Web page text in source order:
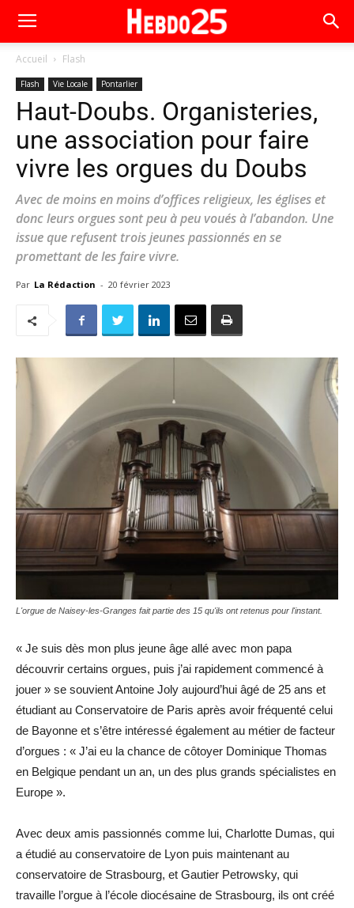
Accueil Flash
Flash Vie Locale Pontarlier
Haut-Doubs. Organisteries,
une association pour faire
vivre les orgues du Doubs
Avec de moins en moins d’offices religieux, les églises et
donc leurs orgues sont peu à peu voués à l’abandon. Une
issue que refusent trois jeunes passionnés en se
promettant de les faire vivre.
Par La Rédaction - 20 février 2023
L'orgue de Naisey-les-Granges fait partie des 15 qu'ils ont retenus pour l'instant.
« Je suis dès mon plus jeune âge allé avec mon papa
découvrir certains orgues, puis j’ai rapidement commencé à
jouer » se souvient Antoine Joly aujourd’hui âgé de 25 ans et
étudiant au Conservatoire de Paris après avoir fréquenté celui
de Bayonne et s’être intéressé également au métier de facteur
d’orgues : « J’ai eu la chance de côtoyer Dominique Thomas
en Belgique pendant un an, un des plus grands spécialistes en
Europe ».
Avec deux amis passionnés comme lui, Charlotte Dumas, qui
a étudié au conservatoire de Lyon puis maintenant au
conservatoire de Strasbourg, et Gautier Petrowsky, qui
travaille l’orgue à l’école diocésaine de Strasbourg, ils ont créé